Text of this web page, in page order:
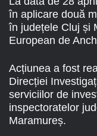
în aplicare două
în județele Cluj și
European de
Acțiunea a fost
Direcției
serviciilor de
inspectoratelor
Maramureș.